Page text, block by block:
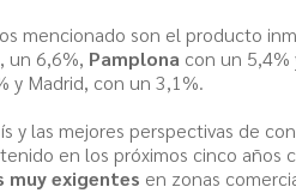
mencionado son el producto
un 6,6%, Pamplona con un 5,4%
y Madrid, con un 3,1%.
y las mejores perspectivas de
en los próximos cinco años
muy exigentes en zonas